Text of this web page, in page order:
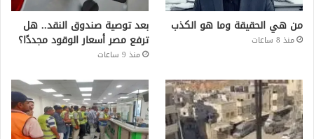
من هي الحقيقة وما هو الكذب
منذ 8 ساعات
بعد توصية صندوق النقد.. هل
ترفع مصر أسعار الوقود مجددًا؟
منذ 9 ساعات